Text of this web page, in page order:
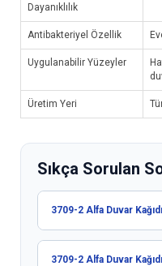
Dayanıklılık
Antibakteriyel Özellik
Uygulanabilir Yüzeyler
Üretim Yeri
Sıkça Sorulan
3709-2 Alfa Duvar
3709-2 Alfa Duvar